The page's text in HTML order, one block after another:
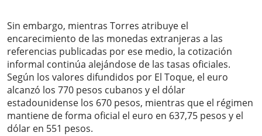
Sin embargo, mientras Torres atribuye el
encarecimiento de las monedas extranjeras a las
referencias publicadas por ese medio, la cotización
informal continúa alejándose de las tasas oficiales.
Según los valores difundidos por El Toque, el euro
alcanzó los 770 pesos cubanos y el dólar
estadounidense los 670 pesos, mientras que el régimen
mantiene de forma oficial el euro en 637,75 pesos y el
dólar en 551 pesos.